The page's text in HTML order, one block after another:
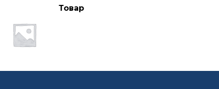
Товар